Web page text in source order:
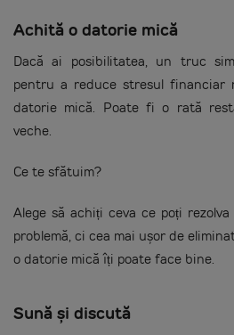
Achită o datorie mică
Dacă ai posibilitatea, un truc
pentru a reduce stresul financiar
datorie mică. Poate fi o rată
veche.
Ce te sfătuim?
Alege să achiți ceva ce poți
problemă, ci cea mai ușor de
o datorie mică îți poate face bine.
Sună și discută